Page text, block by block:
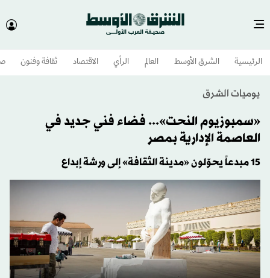
الرئيسية الشرق الأوسط​ العالم الرأي الاقتصاد ثقافة وفنون
يوميات الشرق
«سمبوزيوم النحت»... فضاء فني جديد في
العاصمة الإدارية بمصر
15 مبدعاً يحوّلون «مدينة الثقافة» إلى ورشة إبداع